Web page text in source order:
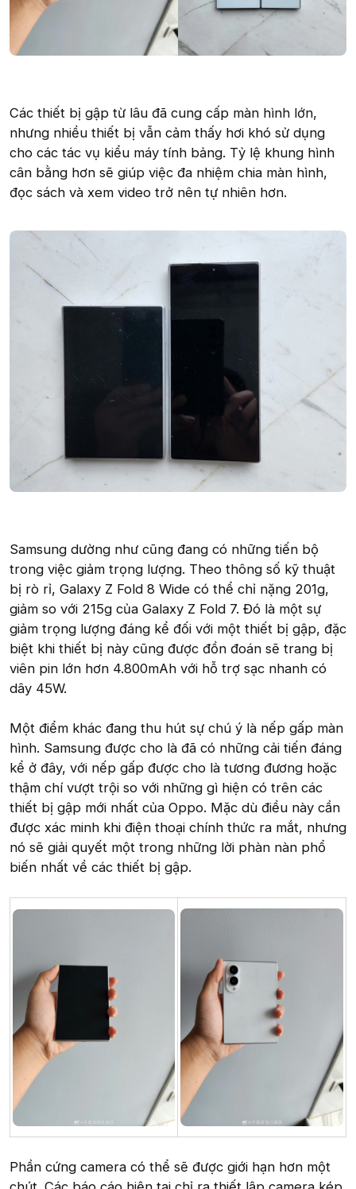
Các thiết bị gập từ lâu đã cung cấp màn hình lớn,
nhưng nhiều thiết bị vẫn cảm thấy hơi khó sử dụng
cho các tác vụ kiểu máy tính bảng. Tỷ lệ khung hình
cân bằng hơn sẽ giúp việc đa nhiệm chia màn hình,
đọc sách và xem video trở nên tự nhiên hơn.
Samsung dường như cũng đang có những tiến bộ
trong việc giảm trọng lượng. Theo thông số kỹ thuật
bị rò rỉ, Galaxy Z Fold 8 Wide có thể chỉ nặng 201g,
giảm so với 215g của Galaxy Z Fold 7. Đó là một sự
giảm trọng lượng đáng kể đối với một thiết bị gập, đặc
biệt khi thiết bị này cũng được đồn đoán sẽ trang bị
viên pin lớn hơn 4.800mAh với hỗ trợ sạc nhanh có
dây 45W.
Một điểm khác đang thu hút sự chú ý là nếp gấp màn
hình. Samsung được cho là đã có những cải tiến đáng
kể ở đây, với nếp gấp được cho là tương đương hoặc
thậm chí vượt trội so với những gì hiện có trên các
thiết bị gập mới nhất của Oppo. Mặc dù điều này cần
được xác minh khi điện thoại chính thức ra mắt, nhưng
nó sẽ giải quyết một trong những lời phàn nàn phổ
biến nhất về các thiết bị gập.
Phần cứng camera có thể sẽ được giới hạn hơn một